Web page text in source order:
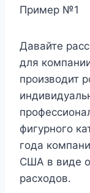
Пример №1
Давайте
для
производит
фигурного
года
США в виде
расходов.